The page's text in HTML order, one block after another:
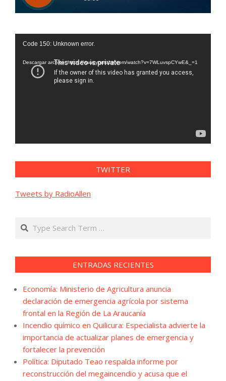
Reproductor
vídeo
Code 150: Unknown error.
Descargar archivo: https://www.youtube.com/watch?v=7WLuvspCYwE&_=1
TWITTER
Tweets by RadioAllen
Search
ENTRADAS RECIENTES
Economía: Ministerio de Agricultura anuncia
declaración de emergencia agrícola por sistema
frontal en la Región de La Araucanía
Incendio químico en Quilicura: Especialista advierte la
importancia de actualizar planes de emergencia y
fortalecer la prevención
Política: Diputado Teao respalda informe por
reconstrucción del megaincendio y acusa que el